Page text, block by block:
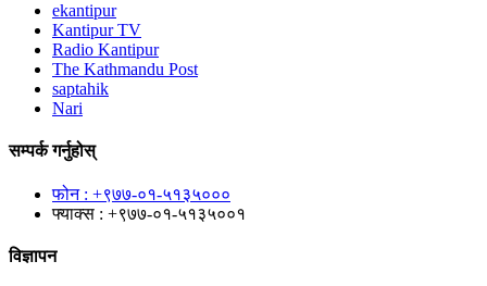
ekantipur
Kantipur TV
Radio Kantipur
The Kathmandu Post
saptahik
Nari
सम्पर्क गर्नुहोस्
फोन : +९७७-०१-५१३५०००
फ्याक्स : +९७७-०१-५१३५००१
विज्ञापन